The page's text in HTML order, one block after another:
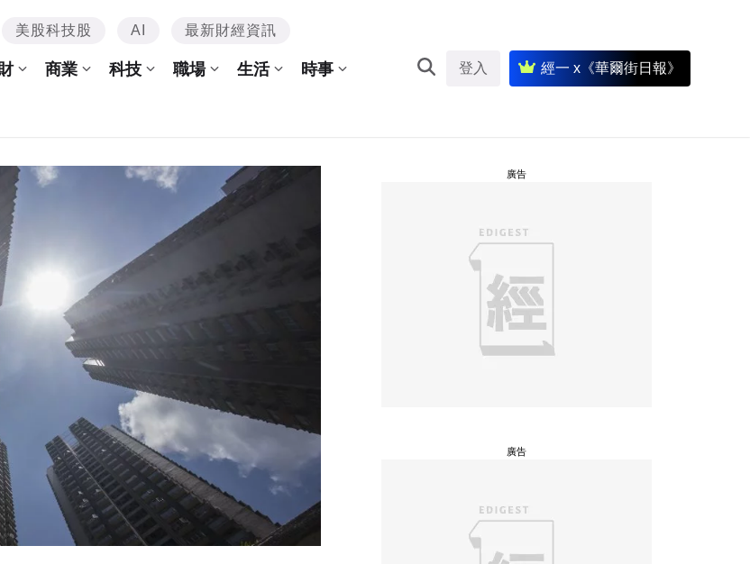
美股科技股 AI 最新財經資訊
商業 科技 職場 生活 時事 登入 經一 x《華爾街日報》
廣告
廣告